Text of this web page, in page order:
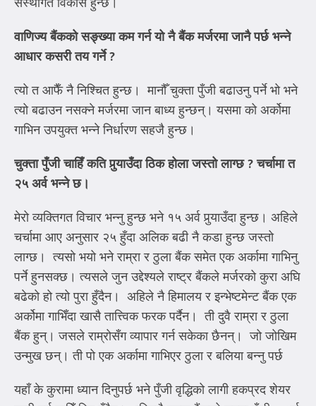
वाणिज्य बैंकको सङ्ख्या कम गर्न यो नै बैंक मर्जरमा जानै पर्छ भन्ने
आधार कसरी तय गर्ने?
त्यो त आफैँ नै निश्चित हुन्छ। मानौँ चुक्ता पुँजी बढाउनु पर्ने भो भने
त्यो बढाउन नसक्ने मर्जरमा जान बाध्य हुन्छन्। यसमा को अर्कोमा
गाभिन उपयुक्त भन्ने निर्धारण सहजै हुन्छ।
चुक्ता पुँजी चाहिँ कति पुर्‍याउँदा ठिक होला जस्तो लाग्छ?चर्चामा त
२५ अर्व भन्ने छ।
मेरो व्यक्तिगत विचार भन्नु हुन्छ भने १५ अर्व पुर्‍याउँदा हुन्छ। अहिले
चर्चामा आए अनुसार २५ हुँदा अलिक बढी नै कडा हुन्छ जस्तो
लाग्छ। त्यसो भयो भने राम्रा र ठुला बैंक समेत एक अर्कामा गाभिनु
पर्ने हुनसक्छ। त्यसले जुन उद्देश्यले राष्ट्र बैंकले मर्जरको कुरा अघि
बढेको हो त्यो पुरा हुँदैन। अहिले नै हिमालय र इन्भेष्टमेन्ट बैंक एक
अर्कोमा गाभिँदा खासै तात्त्विक फरक पर्दैन। ती दुवै राम्रा र ठुला
बैंक हुन्। जसले राम्रोसँग व्यापार गर्न सकेका छैनन्। जो जोखिम
उन्मुख छन्। ती पो एक अर्कामा गाभिएर ठुला र बलिया बन्नु पर्छ
यहाँ के कुरामा ध्यान दिनुपर्छ भने पुँजी वृद्धिको लागी हकप्रद शेयर